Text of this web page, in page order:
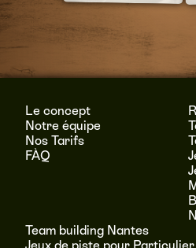
Le concept
Notre équipe
Nos Tarifs
FÀQ
Team building Nantes